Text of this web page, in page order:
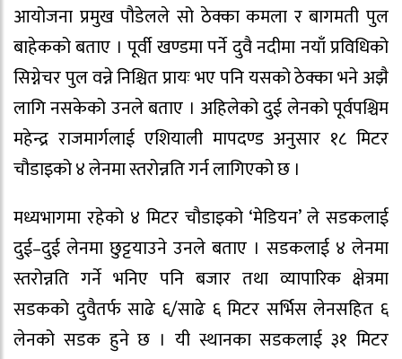
आयोजना प्रमुख पौडेलले सो ठेक्का कमला र बागमती पुल
बाहेकको बताए । पूर्वी खण्डमा पर्ने दुवै नदीमा नयाँ प्रविधिको
सिग्नेचर पुल वन्ने निश्चित प्रायः भए पनि यसको ठेक्का भने अझै
लागि नसकेको उनले बताए । अहिलेको दुई लेनको पूर्वपश्चिम
महेन्द्र राजमार्गलाई एशियाली मापदण्ड अनुसार १८ मिटर
चौडाइको ४ लेनमा स्तरोन्नति गर्न लागिएको छ ।
मध्यभागमा रहेको ४ मिटर चौडाइको ‘मेडियन’ ले सडकलाई
दुई–दुई लेनमा छुट्टयाउने उनले बताए । सडकलाई ४ लेनमा
स्तरोन्नति गर्ने भनिए पनि बजार तथा व्यापारिक क्षेत्रमा
सडकको दुवैतर्फ साढे ६/साढे ६ मिटर सर्भिस लेनसहित ६
लेनको सडक हुने छ । यी स्थानका सडकलाई ३१ मिटर